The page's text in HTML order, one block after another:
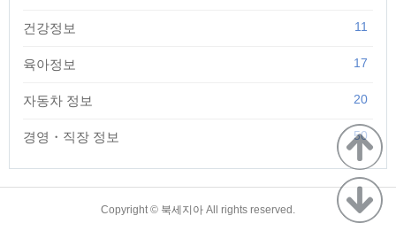
건강정보 11
육아정보 17
자동차 정보 20
경영・직장 정보 50
Copyright © 북세지아 All rights reserved.
TistoryWhaleSkin3.4